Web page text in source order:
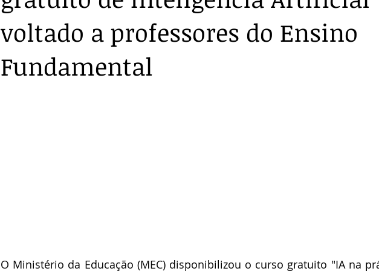
voltado a professores do Ensino
Fundamental
O Ministério da Educação (MEC) disponibilizou o curso gratuito "IA na